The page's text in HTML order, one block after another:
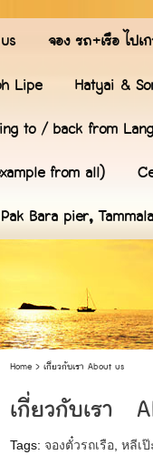
จอง รถ+เรือ ไปเ
Lipe
Hatyai &
to / back from
from all)
Bara pier,
Home> เกี่ยวกับเรา About us
เกี่ยวกับเรา
Tags: จองตั๋วรถเรือ ,หลีเ